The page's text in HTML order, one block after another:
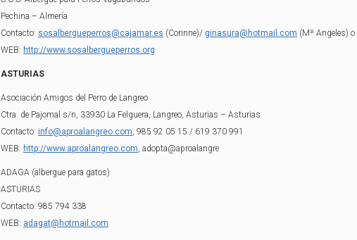
Pechina – Almería
Contacto: sosalbergueperros@cajamar.es (Corinne)/ ginasura@hotmail.com (Mª Angeles) o
WEB: http://www.sosalbergueperros.org
ASTURIAS
Asociación Amigos del Perro de Langreo
Ctra. de Pajomal s/n, 33930 La Felguera, Langreo, Asturias – Asturias
Contacto: info@aproalangreo.com, 985 92 05 15 / 619 370 991
WEB: http://www.aproalangreo.com, adopta@aproalangre
ADAGA (albergue para gatos)
ASTURIAS
Contacto: 985 794 338
WEB: adagat@hotmail.com